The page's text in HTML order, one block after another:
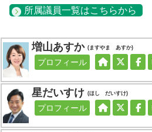
所属議員一覧はこちらから
(かんの こういち)
プロフィール
(よしずみ はるお)
プロフィール
(あおき えいた)
プロフィール
(ゆもと りょうたろう)
プロフィール
(しばざき みきお)
プロフィール
(ほっち やすたか)
プロフィール
増山あすか(ますやま あすか)
プロフィール
星だいすけ(ほし だいすけ)
プロフィール
(しぶや のぶゆき)
プロフィール
(みやけ まさひこ)
プロフィール